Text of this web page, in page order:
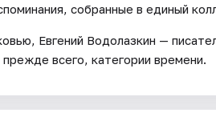
собранные в единый
Евгений Водолазкин —
всего, категории времени.